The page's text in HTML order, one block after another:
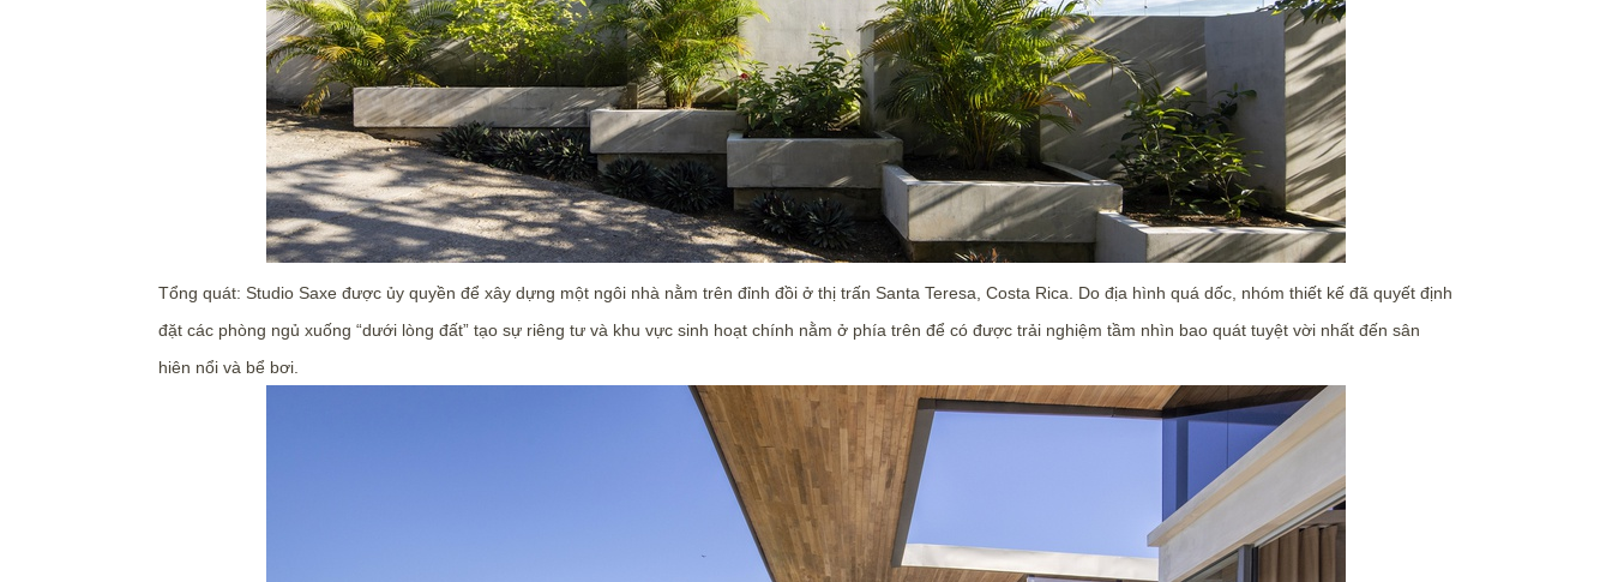
Tổng quát: Studio Saxe được ủy quyền để xây dựng một ngôi nhà nằm trên đỉnh đồi ở thị trấn Santa Teresa, Costa Rica. Do địa hình quá dốc, nhóm thiết kế đã quyết định
đặt các phòng ngủ xuống “dưới lòng đất” tạo sự riêng tư và khu vực sinh hoạt chính nằm ở phía trên để có được trải nghiệm tầm nhìn bao quát tuyệt vời nhất đến sân
hiên nổi và bể bơi.